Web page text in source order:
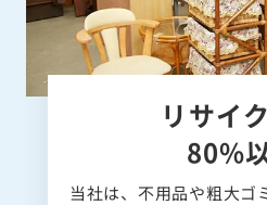
リサイ
80%
当社は、不用品や粗大ゴ